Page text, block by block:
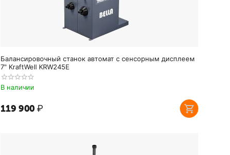
Балансировочный станок автомат с сенсорным дисплеем
7" KraftWell KRW245E
В наличии
119 900₽